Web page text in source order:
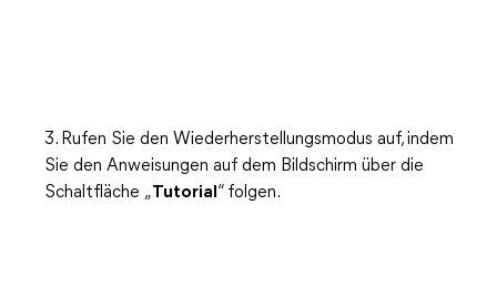
3. Rufen Sie den Wiederherstellungsmodus auf, indem
Sie den Anweisungen auf dem Bildschirm über die
Schaltfläche „Tutorial “ folgen.